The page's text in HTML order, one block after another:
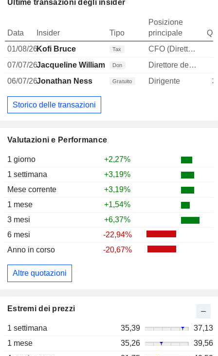
Valutazioni e Performance
1 giorno
+2,27%
1 settimana
+3,19%
Mese corrente
+3,19%
1 mese
+1,54%
3 mesi
+6,37%
6 mesi
-22,94%
Anno in corso
-20,67%
Altre quotazioni
Estremi dei prezzi
1 settimana 35,39
37,13
1 mese
35,26
39,56
Ultime transazioni degli insider
Data Insider Tipo
Posizione
principale
01/08/26Kofi Bruce Tax
CFO (Direttore finanziario)
07/07/26Jacqueline Williams-Roll
Don
Direttore delle risorse umane
06/07/26Jonathan Ness Gratuito Dirigente
Storico delle transazioni